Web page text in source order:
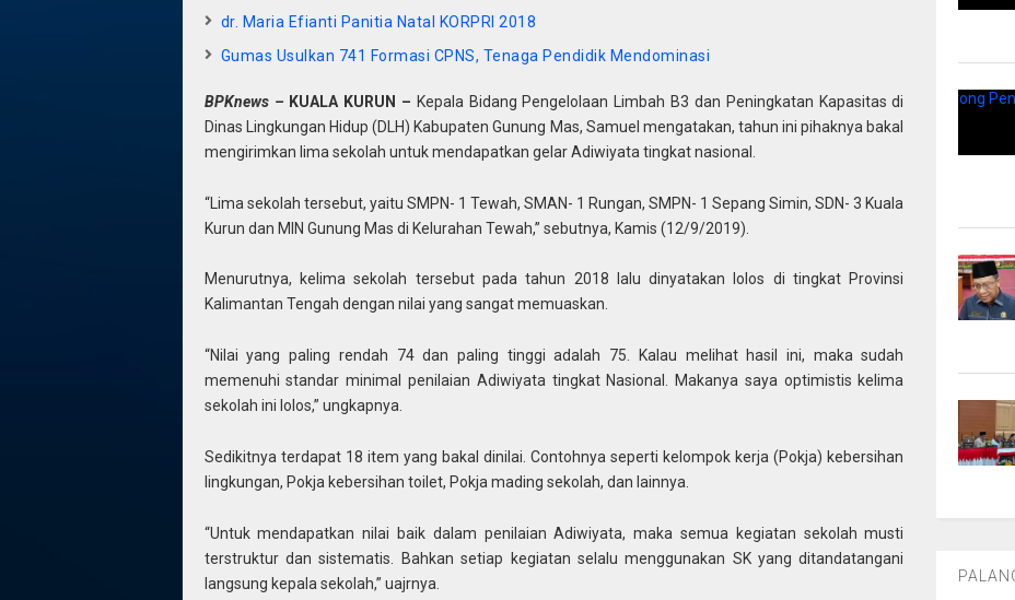
dr. Maria Efianti Panitia Natal KORPRI 2018
Gumas Usulkan 741 Formasi CPNS, Tenaga Pendidik Mendominasi
BPKnews – KUALA KURUN – Kepala Bidang Pengelolaan Limbah B3 dan Peningkatan Kapasitas di
Dinas Lingkungan Hidup (DLH) Kabupaten Gunung Mas, Samuel mengatakan, tahun ini pihaknya bakal
mengirimkan lima sekolah untuk mendapatkan gelar Adiwiyata tingkat nasional.
“Lima sekolah tersebut, yaitu SMPN- 1 Tewah, SMAN- 1 Rungan, SMPN- 1 Sepang Simin, SDN- 3 Kuala
Kurun dan MIN Gunung Mas di Kelurahan Tewah,” sebutnya, Kamis (12/9/2019).
Menurutnya, kelima sekolah tersebut pada tahun 2018 lalu dinyatakan lolos di tingkat Provinsi
Kalimantan Tengah dengan nilai yang sangat memuaskan.
“Nilai yang paling rendah 74 dan paling tinggi adalah 75. Kalau melihat hasil ini, maka sudah
memenuhi standar minimal penilaian Adiwiyata tingkat Nasional. Makanya saya optimistis kelima
sekolah ini lolos,” ungkapnya.
Sedikitnya terdapat 18 item yang bakal dinilai. Contohnya seperti kelompok kerja (Pokja) kebersihan
lingkungan, Pokja kebersihan toilet, Pokja mading sekolah, dan lainnya.
“Untuk mendapatkan nilai baik dalam penilaian Adiwiyata, maka semua kegiatan sekolah musti
terstruktur dan sistematis. Bahkan setiap kegiatan selalu menggunakan SK yang ditandatangani
langsung kepala sekolah,” uajrnya.